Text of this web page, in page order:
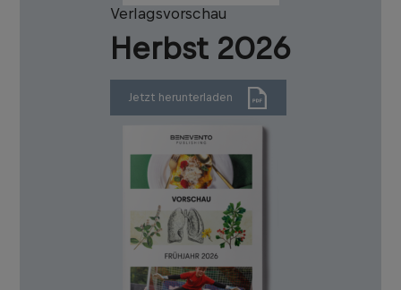
Verlagsvorschau
Herbst 2026
Jetzt herunterladen